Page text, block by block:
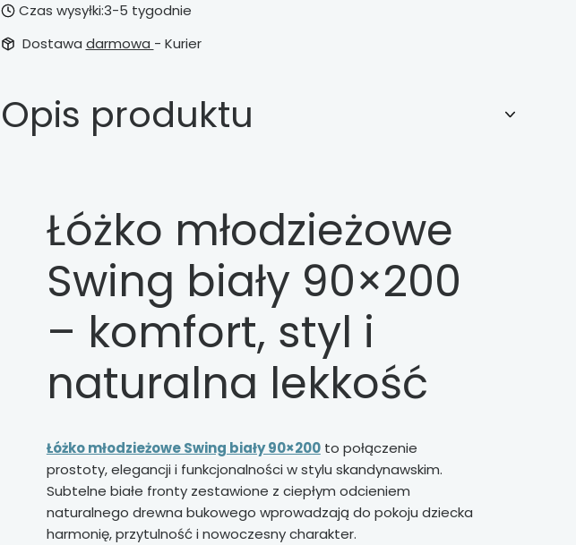
Czas wysyłki:3-5 tygodnie
Dostawa darmowa - Kurier
Opis produktu
Łóżko młodzieżowe
Swing biały 90×200
– komfort, styl i
naturalna lekkość
Łóżko młodzieżowe Swing biały 90×200to połączenie
prostoty, elegancji i funkcjonalności w stylu skandynawskim.
Subtelne białe fronty zestawione z ciepłym odcieniem
naturalnego drewna bukowego wprowadzają do pokoju dziecka
harmonię, przytulność i nowoczesny charakter.